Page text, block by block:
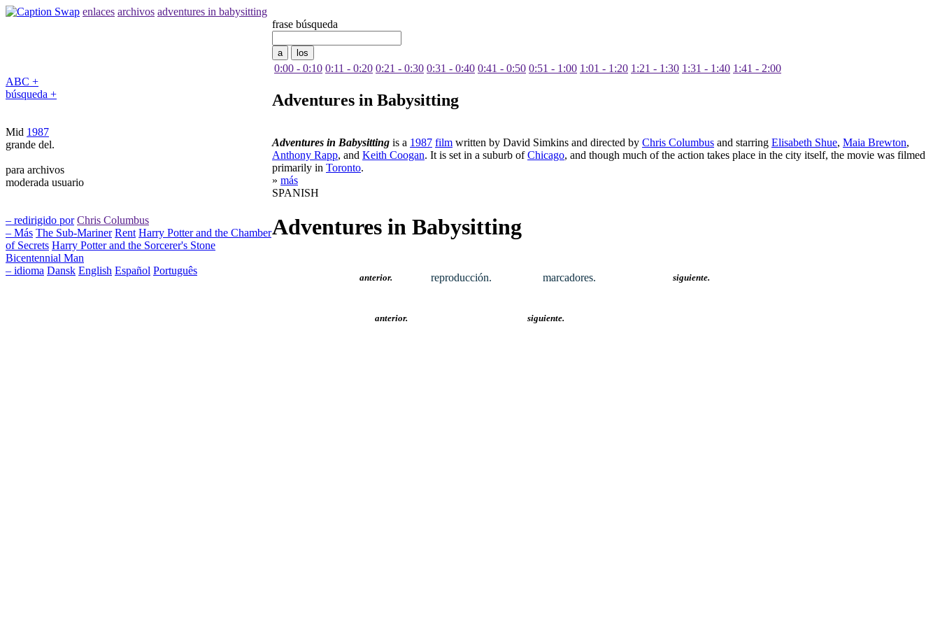
enlaces archivos adventures in babysitting
ABC +
búsqueda +
Mid 1987
grande del.
para archivos
moderada usuario
– redirigido por Chris Columbus
– Más The Sub-Mariner Rent Harry Potter and the Chamber
of Secrets Harry Potter and the Sorcerer's Stone
Bicentennial Man
– idioma Dansk English Español Português
frase búsqueda
0:00 - 0:10 0:11 - 0:20 0:21 - 0:30 0:31 - 0:40 0:41 - 0:50 0:51 - 1:00 1:01 - 1:20 1:21 - 1:30 1:31 - 1:40 1:41 - 2:00
Adventures in Babysitting
Adventures in Babysitting is a 1987 film written by David Simkins and directed by Chris Columbus and starring Elisabeth Shue, Maia Brewton,
Anthony Rapp, and Keith Coogan. It is set in a suburb ofChicago, and though much of the action takes place in the city itself, the movie was filmed
primarily in Toronto.
» más
SPANISH
Adventures in Babysitting
anterior. reproducción. marcadores. siguiente.
anterior. siguiente.